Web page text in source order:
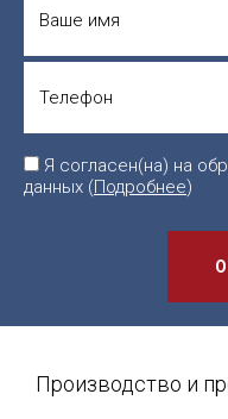
Я согласен(на) на
данных (Подробнее)
Производство и